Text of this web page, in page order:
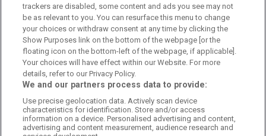
Kundtjänst
Sponsor: Rekatochklart
Annonsera på Fotbolldirekt
Redaktionell policy
Personuppgiftspolicy
Cookiepolicy
trackers are disabled, some content and ads you see may not
be as relevant to you. You can resurface this menu to change
your choices or withdraw consent at any time by clicking the
Show Purposes link on the bottom of the webpage [or the
floating icon on the bottom-left of the webpage, if applicable].
Your choices will have effect within our Website. For more
details, refer to our Privacy Policy.
We and our partners process data to provide:
Use precise geolocation data. Actively scan device
characteristics for identification. Store and/or access
information on a device. Personalised advertising and content,
advertising and content measurement, audience research and